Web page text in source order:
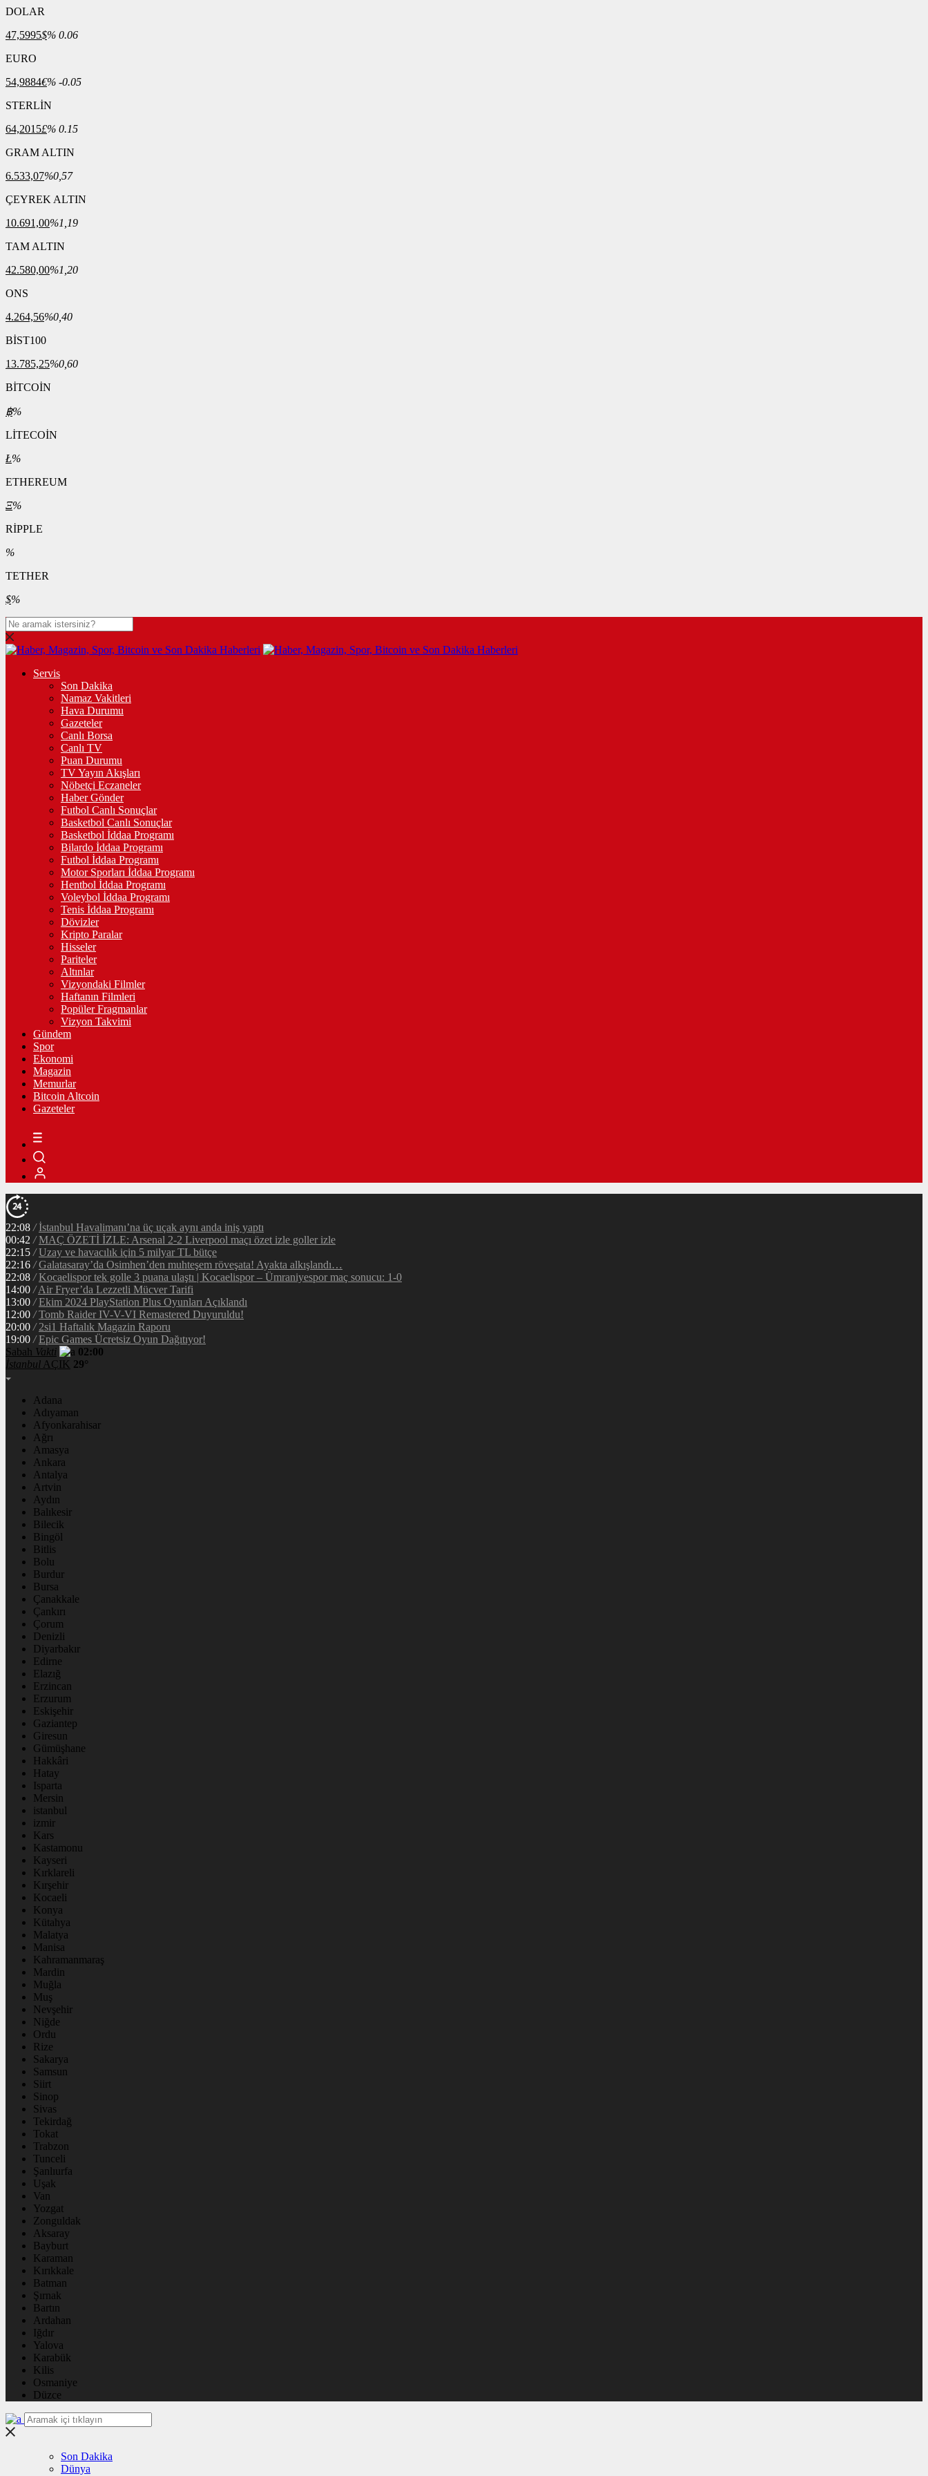
DOLAR
47,5995$% 0.06
EURO
54,9884€% -0.05
STERLİN
64,2015£% 0.15
GRAM ALTIN
6.533,07%0,57
ÇEYREK ALTIN
10.691,00%1,19
TAM ALTIN
42.580,00%1,20
ONS
4.264,56%0,40
BİST100
13.785,25%0,60
BİTCOİN
฿%
LİTECOİN
Ł%
ETHEREUM
Ξ%
RİPPLE
%
TETHER
$%
Servis
Son Dakika
Namaz Vakitleri
Hava Durumu
Gazeteler
Canlı Borsa
Canlı TV
Puan Durumu
TV Yayın Akışları
Nöbetçi Eczaneler
Haber Gönder
Futbol Canlı Sonuçlar
Basketbol Canlı Sonuçlar
Basketbol İddaa Programı
Bilardo İddaa Programı
Futbol İddaa Programı
Motor Sporları İddaa Programı
Hentbol İddaa Programı
Voleybol İddaa Programı
Tenis İddaa Programı
Dövizler
Kripto Paralar
Hisseler
Pariteler
Altınlar
Vizyondaki Filmler
Haftanın Filmleri
Popüler Fragmanlar
Vizyon Takvimi
Gündem
Spor
Ekonomi
Magazin
Memurlar
Bitcoin Altcoin
Gazeteler
22:08 / İstanbul Havalimanı’na üç uçak aynı anda iniş yaptı
00:42 / MAÇ ÖZETİ İZLE: Arsenal 2-2 Liverpool maçı özet izle goller izle
22:15 / Uzay ve havacılık için 5 milyar TL bütçe
22:16 / Galatasaray’da Osimhen’den muhteşem röveşata! Ayakta alkışlandı…
22:08 / Kocaelispor tek golle 3 puana ulaştı | Kocaelispor – Ümraniyespor maç sonucu: 1-0
14:00 / Air Fryer’da Lezzetli Mücver Tarifi
13:00 / Ekim 2024 PlayStation Plus Oyunları Açıklandı
12:00 / Tomb Raider IV-V-VI Remastered Duyuruldu!
20:00 / 2si1 Haftalık Magazin Raporu
19:00 / Epic Games Ücretsiz Oyun Dağıtıyor!
Sabah Vakti
02:00
İstanbul AÇIK 29°
Adana
Adıyaman
Afyonkarahisar
Ağrı
Amasya
Ankara
Antalya
Artvin
Aydın
Balıkesir
Bilecik
Bingöl
Bitlis
Bolu
Burdur
Bursa
Çanakkale
Çankırı
Çorum
Denizli
Diyarbakır
Edirne
Elazığ
Erzincan
Erzurum
Eskişehir
Gaziantep
Giresun
Gümüşhane
Hakkâri
Hatay
Isparta
Mersin
istanbul
izmir
Kars
Kastamonu
Kayseri
Kırklareli
Kırşehir
Kocaeli
Konya
Kütahya
Malatya
Manisa
Kahramanmaraş
Mardin
Muğla
Muş
Nevşehir
Niğde
Ordu
Rize
Sakarya
Samsun
Siirt
Sinop
Sivas
Tekirdağ
Tokat
Trabzon
Tunceli
Şanlıurfa
Uşak
Van
Yozgat
Zonguldak
Aksaray
Bayburt
Karaman
Kırıkkale
Batman
Şırnak
Bartın
Ardahan
Iğdır
Yalova
Karabük
Kilis
Osmaniye
Düzce
Son Dakika
Dünya